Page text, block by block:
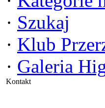
· Szukaj
· Klub
· Galeria
Kontakt